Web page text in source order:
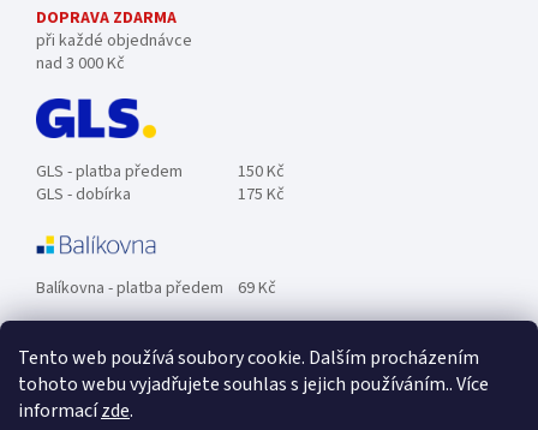
Tento web používá soubory cookie. Dalším procházením
tohoto webu vyjadřujete souhlas s jejich používáním.. Více
informacízde.
DOPRAVA ZDARMA
při každé objednávce
nad 3 000 Kč
GLS - platba předem
150 Kč
GLS - dobírka
175 Kč
Balíkovna - platba předem 69 Kč
Zásilkovna - platba předem 89 Kč